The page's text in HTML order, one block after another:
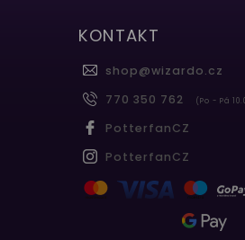
KONTAKT
shop@wizardo.cz
770 350 762
(Po - Pá
PotterfanCZ
PotterfanCZ